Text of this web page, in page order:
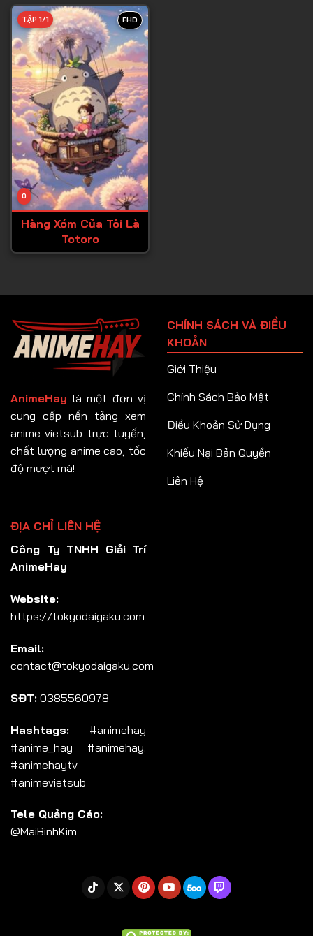
FHD
0
TẬP 1/1
Hàng Xóm Của Tôi Là
Totoro
AnimeHay là một đơn vị
cung cấp nền tảng xem
anime vietsub trực tuyến,
chất lượng anime cao, tốc
độ mượt mà!
CHÍNH SÁCH VÀ ĐIỀU
KHOẢN
Giới Thiệu
Chính Sách Bảo Mật
Điều Khoản Sử Dụng
Khiếu Nại Bản Quyền
Liên Hệ
ĐỊA CHỈ LIÊN HỆ
Công Ty TNHH Giải Trí
AnimeHay
Website:
https://tokyodaigaku.com
Email:
contact@tokyodaigaku.com
SĐT: 0385560978
Hashtags: #animehay
#anime_hay #animehay.
#animehaytv
#animevietsub
Tele Quảng Cáo:
@MaiBinhKim